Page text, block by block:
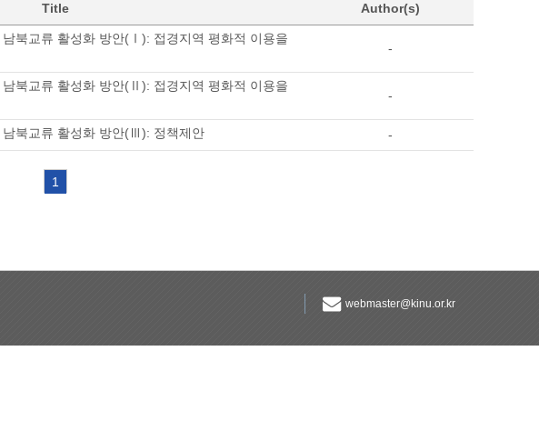
Title Author(s)
북교류 활성화 방안(Ⅰ): 접경지역 평화적 이용을
-
북교류 활성화 방안(Ⅱ): 접경지역 평화적 이용을
-
북교류 활성화 방안(Ⅲ): 정책제안 -
1
webmaster@kinu.or.kr